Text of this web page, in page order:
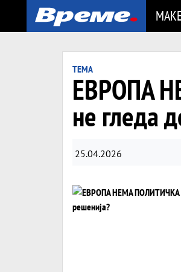
ТЕМА
ЕВРОПА
не гледа
25.04.2026